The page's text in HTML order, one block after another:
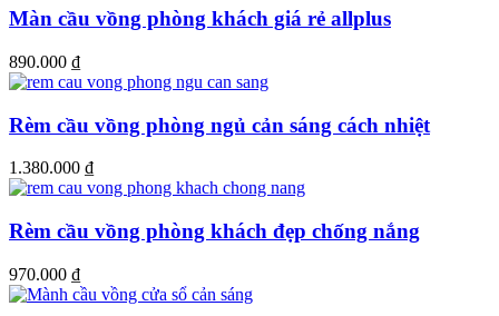
Màn cầu vồng phòng khách giá rẻ allplus
890.000 ₫
Rèm cầu vồng phòng ngủ cản sáng cách nhiệt
1.380.000 ₫
Rèm cầu vồng phòng khách đẹp chống nắng
970.000 ₫